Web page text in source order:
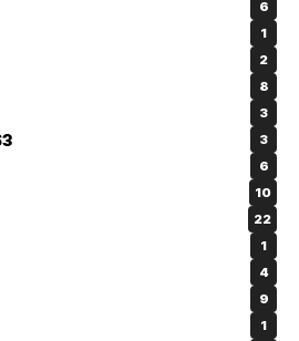
6
1
2
8
3
3
6
10
22
1
4
9
1